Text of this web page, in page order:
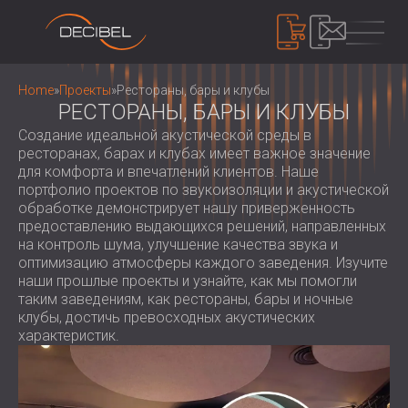
ПРОДУКТЫ
ЗВУКОИЗОЛЯЦИЯ
ЗВУКОИЗОЛЯЦИЯ ДЛЯ СТЕН
ЗВУКОИЗОЛЯЦИЯ ДЛЯ ПОТОЛКОВ
ЗВУКОИЗОЛЯЦИЯ ДЛЯ ПОЛОВ
ЗВУКОИЗОЛЯЦИОННЫЕ ДВЕРИ
АКУСТИЧЕСКИЕ ПАНЕЛИ
ECO-FRIENDLY ACOUSTIC PANELS AND
DIVIDERS
ПЕРФОРИРОВАННЫЕ ДЕРЕВЯННЫЕ
АКУСТИЧЕСКИЕ ПАНЕЛИ
АКУСТИЧЕСКИЕ ПАНЕЛИ И
ПЕРЕГОРОДКИ С ТЕКСТИЛЬНЫМ
ПОКРЫТИЕМ
РЕЕЧНЫЕ ДЕРЕВЯННЫЕ
КОНТРОЛЬ ШУМА
ЗВУКОИЗОЛЯЦИОННЫЕ КОРПУСА,
КАБИНЫ И БАРЬЕРЫ
ЖАЛЮЗИ И ГЛУШИТЕЛИ
ANTI VIBRATION MOUNTS, PADS AND
HANGERS
КАБИНЫ ДЛЯ АУДИОЛОГОВ
УСТРОЙСТВА
ИЗМЕРИТЕЛИ УРОВНЯ ЗВУКА
ЗВУКОИЗОЛЯЦИОННОЕ УСТРОЙСТВО,
ДОЗИМЕТРЫ И ЗАЩИТНЫЕ
Home»Проекты»Рестораны, бары и клубы
РЕСТОРАНЫ, БАРЫ И КЛУБЫ
Создание идеальной акустической среды в
ресторанах, барах и клубах имеет важное значение
для комфорта и впечатлений клиентов. Наше
портфолио проектов по звукоизоляции и акустической
обработке демонстрирует нашу приверженность
предоставлению выдающихся решений, направленных
на контроль шума, улучшение качества звука и
оптимизацию атмосферы каждого заведения. Изучите
наши прошлые проекты и узнайте, как мы помогли
таким заведениям, как рестораны, бары и ночные
клубы, достичь превосходных акустических
характеристик.